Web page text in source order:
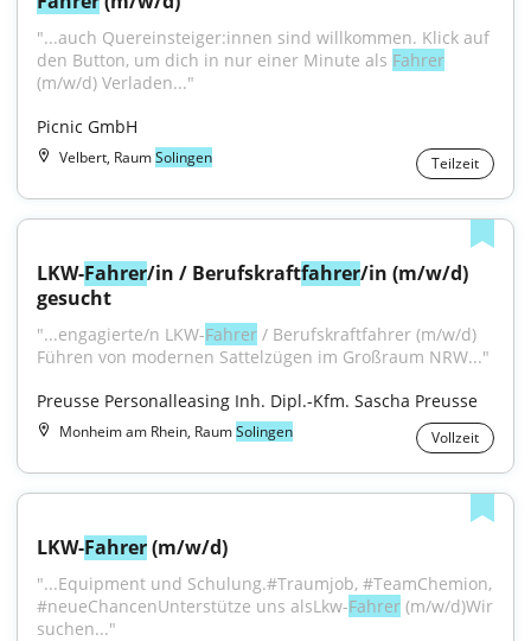
"...auch Quereinsteiger:innen sind willkommen. Klick auf
den Button, um dich in nur einer Minute als Fahrer
(m/w/d) Verladen..."
Picnic GmbH
Velbert, RaumSolingen Teilzeit
LKW-Fahrer/in / Berufskraftfahrer/in (m/w/d)
gesucht
"...engagierte/n LKW-Fahrer / Berufskraftfahrer (m/w/d)
Führen von modernen Sattelzügen im Großraum NRW..."
Preusse Personalleasing Inh. Dipl.-Kfm. Sascha Preusse
Monheim am Rhein, RaumSolingen Vollzeit
LKW-Fahrer (m/w/d)
"...Equipment und Schulung.#Traumjob, #TeamChemion,
#neueChancenUnterstütze uns alsLkw-Fahrer (m/w/d)Wir
suchen..."